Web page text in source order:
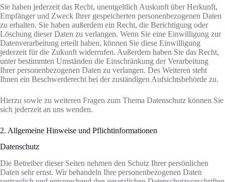
Sie haben jederzeit das Recht, unentgeltlich Auskunft über Herkunft,
Empfänger und Zweck Ihrer gespeicherten personenbezogenen Daten
zu erhalten. Sie haben außerdem ein Recht, die Berichtigung oder
Löschung dieser Daten zu verlangen. Wenn Sie eine Einwilligung zur
Datenverarbeitung erteilt haben, können Sie diese Einwilligung
jederzeit für die Zukunft widerrufen. Außerdem haben Sie das Recht,
unter bestimmten Umständen die Einschränkung der Verarbeitung
Ihrer personenbezogenen Daten zu verlangen. Des Weiteren steht
Ihnen ein Beschwerderecht bei der zuständigen Aufsichtsbehörde zu.
Hierzu sowie zu weiteren Fragen zum Thema Datenschutz können Sie
sich jederzeit an uns wenden.
2. Allgemeine Hinweise und Pflicht­informationen
Datenschutz
Die Betreiber dieser Seiten nehmen den Schutz Ihrer persönlichen
Daten sehr ernst. Wir behandeln Ihre personenbezogenen Daten